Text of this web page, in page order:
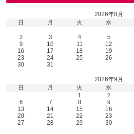
2026年8月
日
月 火 水
2
3 4 5
9
10 11 12
16
17 18 19
23
24 25 26
30
31
2026年9月
日
月 火 水
1
2
6
7 8 9
13
14 15 16
20
21 22 23
27
28 29 30